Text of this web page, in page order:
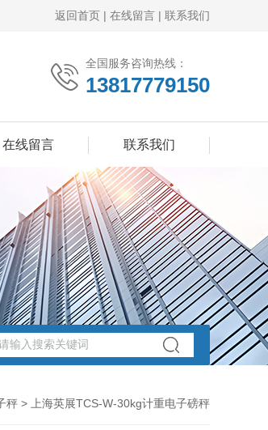
返回首页 | 在线留言 | 联系我们
全国服务咨询热线：
13817779150
在线留言 联系我们
秤 > 上海英展TCS-W-30kg计重电子磅秤